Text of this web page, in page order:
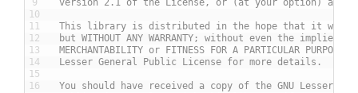
9
10
11
12
13
14
15
16
version 2.1 of the License, or (at your option) any
This library is distributed in the hope that it will
but WITHOUT ANY WARRANTY; without even the implied
MERCHANTABILITY or FITNESS FOR A PARTICULAR PURPOSE.
Lesser General Public License for more details.
You should have received a copy of the GNU Lesser